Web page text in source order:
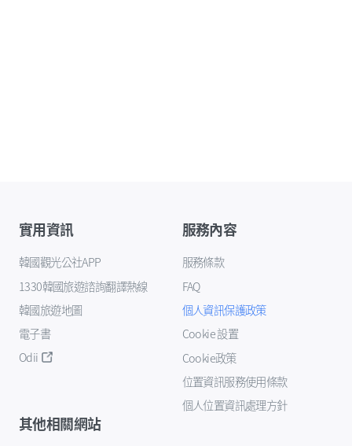
實用資訊
韓國觀光公社APP
1330韓國旅遊諮詢翻譯熱線
韓國旅遊地圖
電子書
Odii
服務內容
服務條款
FAQ
個人資訊保護政策
Cookie 設置
Cookie政策
位置資訊服務使用條款
個人位置資訊處理方針
其他相關網站